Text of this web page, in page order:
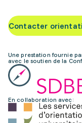
Contacter
Une prestation fournie
avec le soutien de la
En collaboration avec: